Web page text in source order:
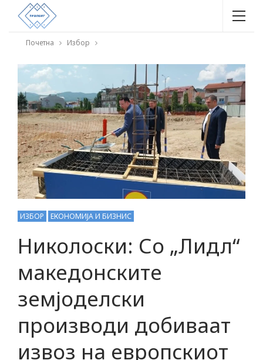
Почетна Избор
ИЗБОР ЕКОНОМИЈА И БИЗНИС
Николоски: Со „Лидл“
македонските
земјоделски
производи добиваат
извоз на европскиот